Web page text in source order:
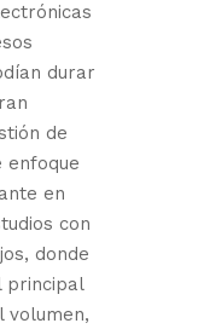
durar
de
enfoque
en
con
donde
principal
volumen,